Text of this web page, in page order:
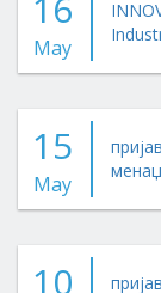
May
15
May
10